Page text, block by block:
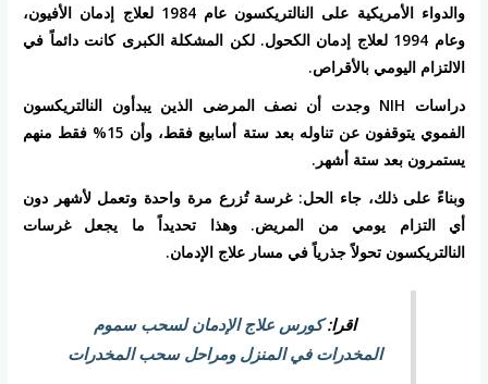
والدواء الأمريكية على النالتريكسون عام 1984 لعلاج إدمان الأفيون،
وعام 1994 لعلاج إدمان الكحول. لكن المشكلة الكبرى كانت دائماً في
الالتزام اليومي بالأقراص.
دراسات NIH وجدت أن نصف المرضى الذين يبدأون النالتريكسون
الفموي يتوقفون عن تناوله بعد ستة أسابيع فقط، وأن 15% فقط منهم
يستمرون بعد ستة أشهر.
وبناءً على ذلك، جاء الحل: غرسة تُزرع مرة واحدة وتعمل لأشهر دون
أي التزام يومي من المريض. وهذا تحديداً ما يجعل غرسات
النالتريكسون تحولاً جذرياً في مسار علاج الإدمان.
اقرا:كورس علاج الإدمان لسحب سموم
المخدرات في المنزل ومراحل سحب المخدرات